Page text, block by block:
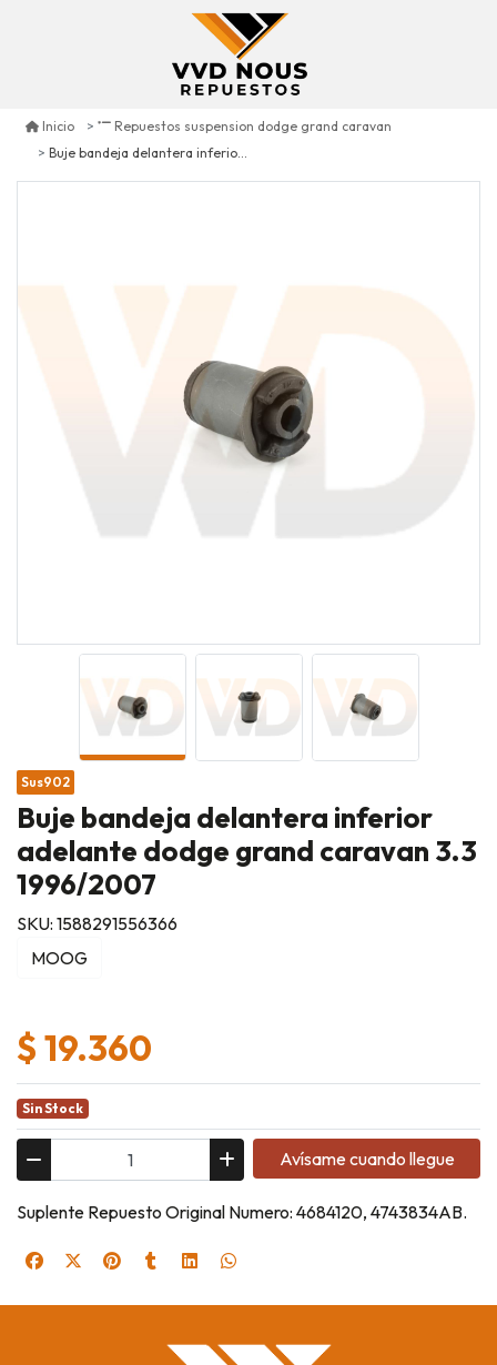
Inicio
Repuestos suspension dodge grand caravan
Buje bandeja delantera inferior adelante dodge grand caravan 3.3 1996/2007
Sus902
Buje bandeja delantera inferior
adelante dodge grand caravan 3.3
1996/2007
SKU: 1588291556366
MOOG
$ 19.360
Sin Stock
Avísame cuando llegue
Suplente Repuesto Original Numero: 4684120, 4743834AB.